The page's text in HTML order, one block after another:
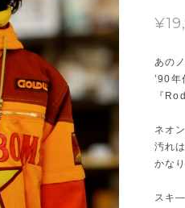
あの
’90年
『
ネオ
汚れ
かな
スキ—